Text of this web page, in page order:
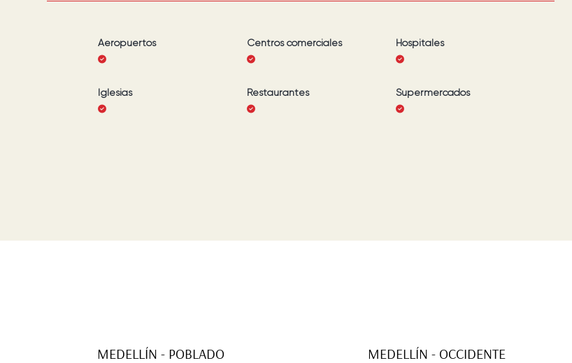
Aeropuertos Centros comerciales Hospitales
Iglesias Restaurantes Supermercados
MEDELLÍN - POBLADO MEDELLÍN - OCCIDENTE